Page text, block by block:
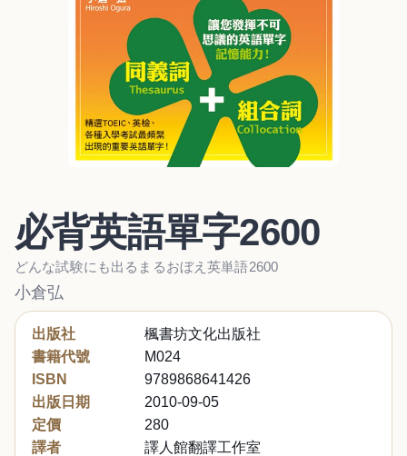
必背英語單字2600
どんな試験にも出るまるおぼえ英単語2600
小倉弘
出版社
楓書坊文化出版社
書籍代號
M024
ISBN
9789868641426
出版日期
2010-09-05
定價
280
譯者
譯人館翻譯工作室